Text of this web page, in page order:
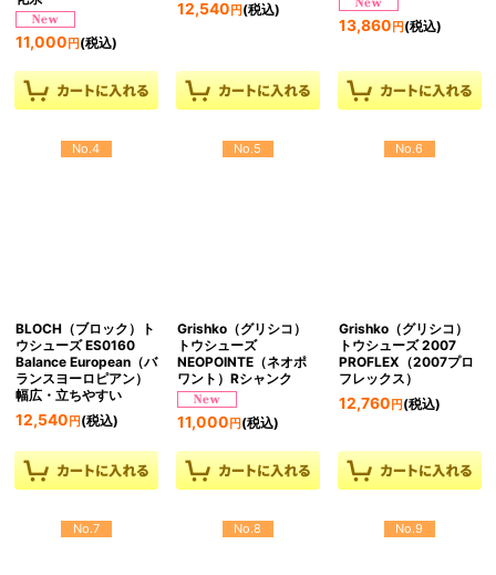
11,000 円 (税込)
12,540 円(税込)
13,860 円(税込)
No.4
BLOCH（ブロック）ト
ウシューズ ES0160
Balance European（バ
ランスヨーロピアン）
幅広・立ちやすい
12,540 円 (税込)
No.5
Grishko（グリシコ）
トウシューズ
NEOPOINTE（ネオポ
ワント）Rシャンク
11,000 円(税込)
No.6
Grishko（グリシコ）
トウシューズ 2007
PROFLEX（2007プロ
フレックス）
12,760 円(税込)
No.7 No.8 No.9